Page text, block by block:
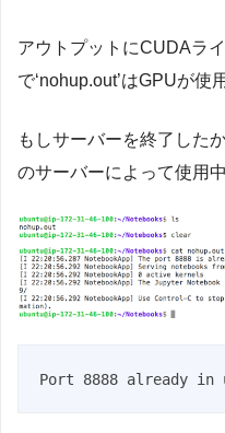
アウトプットにCUDAラ
で‘nohup.out’はGPUが
もしサーバーを終了した
のサーバーによって使用
Port 8888 already in